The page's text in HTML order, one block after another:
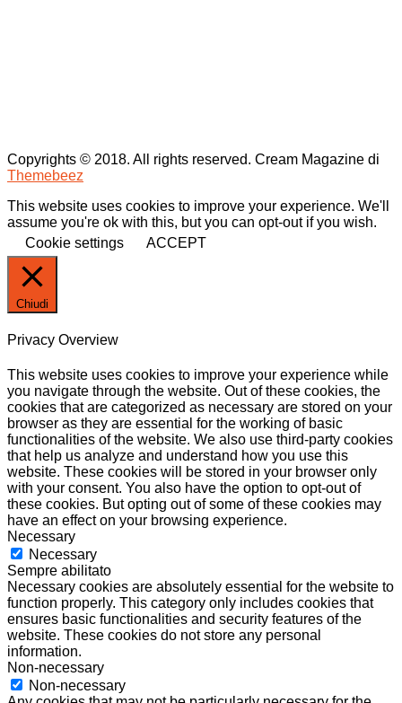
Copyrights © 2018. All rights reserved. Cream Magazine di
Themebeez
This website uses cookies to improve your experience. We'll
assume you're ok with this, but you can opt-out if you wish.
Cookie settings
ACCEPT
Chiudi
Privacy Overview
This website uses cookies to improve your experience while
you navigate through the website. Out of these cookies, the
cookies that are categorized as necessary are stored on your
browser as they are essential for the working of basic
functionalities of the website. We also use third-party cookies
that help us analyze and understand how you use this
website. These cookies will be stored in your browser only
with your consent. You also have the option to opt-out of
these cookies. But opting out of some of these cookies may
have an effect on your browsing experience.
Necessary
Necessary
Sempre abilitato
Necessary cookies are absolutely essential for the website to
function properly. This category only includes cookies that
ensures basic functionalities and security features of the
website. These cookies do not store any personal
information.
Non-necessary
Non-necessary